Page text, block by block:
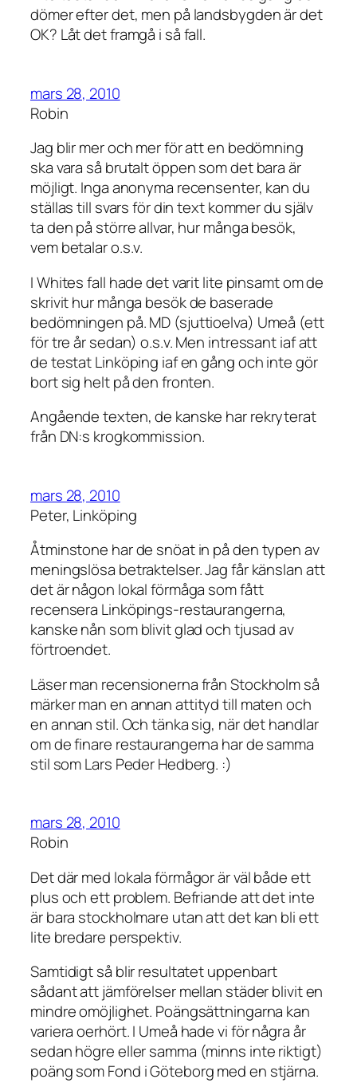
dömer efter det, men på landsbygden är det
OK? Låt det framgå i så fall.
mars 28, 2010
Robin
Jag blir mer och mer för att en bedömning
ska vara så brutalt öppen som det bara är
möjligt. Inga anonyma recensenter, kan du
ställas till svars för din text kommer du själv
ta den på större allvar, hur många besök,
vem betalar o.s.v.
I Whites fall hade det varit lite pinsamt om de
skrivit hur många besök de baserade
bedömningen på. MD (sjuttioelva) Umeå (ett
för tre år sedan) o.s.v. Men intressant iaf att
de testat Linköping iaf en gång och inte gör
bort sig helt på den fronten.
Angående texten, de kanske har rekryterat
från DN:s krogkommission.
mars 28, 2010
Peter, Linköping
Åtminstone har de snöat in på den typen av
meningslösa betraktelser. Jag får känslan att
det är någon lokal förmåga som fått
recensera Linköpings-restaurangerna,
kanske nån som blivit glad och tjusad av
förtroendet.
Läser man recensionerna från Stockholm så
märker man en annan attityd till maten och
en annan stil. Och tänka sig, när det handlar
om de finare restaurangerna har de samma
stil som Lars Peder Hedberg. :)
mars 28, 2010
Robin
Det där med lokala förmågor är väl både ett
plus och ett problem. Befriande att det inte
är bara stockholmare utan att det kan bli ett
lite bredare perspektiv.
Samtidigt så blir resultatet uppenbart
sådant att jämförelser mellan städer blivit en
mindre omöjlighet. Poängsättningarna kan
variera oerhört. I Umeå hade vi för några år
sedan högre eller samma (minns inte riktigt)
poäng som Fond i Göteborg med en stjärna.